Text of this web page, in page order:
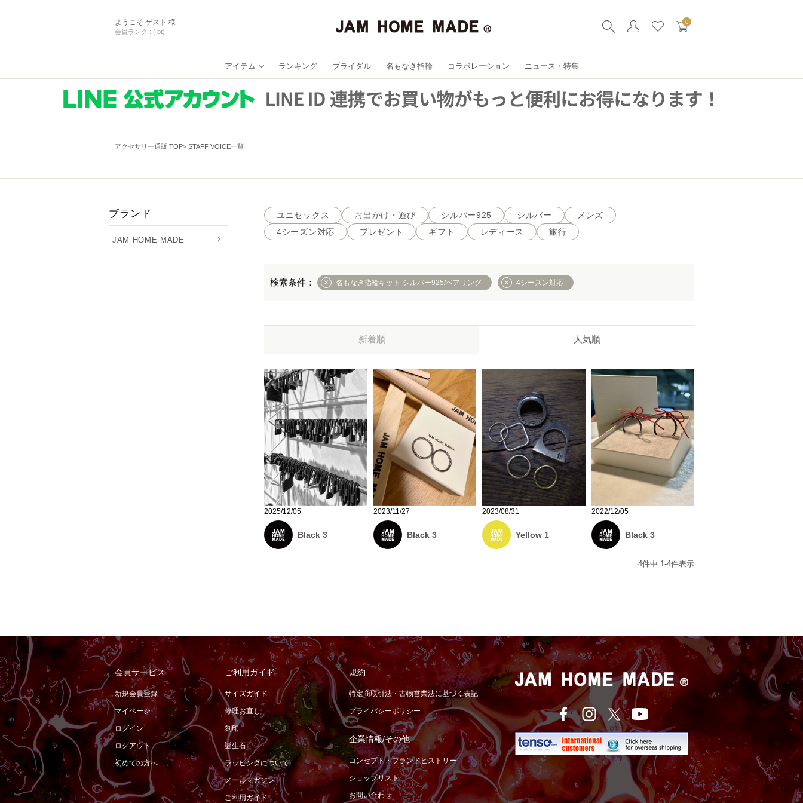
ようこそ ゲスト 様
会員ランク : ( pt)
0
アイテム ランキング ブライダル 名もなき指輪 コラボレーション ニュース・特集
アクセサリー通販 TOP STAFF VOICE一覧
ブランド
JAM HOME MADE
ユニセックス お出かけ・遊び シルバー925 シルバー
メンズ
4シーズン対応
プレゼント ギフト レディース 旅行
名もなき指輪キット-シルバー925/ペアリング 4シーズン対応
新着順 人気順
2025/12/05
Black 3
2023/11/27
Black 3
2023/08/31
Yellow 1
2022/12/05
Black 3
4件中 1-4件表示
会員サービス
新規会員登録
マイページ
ログイン
ログアウト
初めての方へ
ご利用ガイド
サイズガイド
修理お直し
刻印
誕生石
ラッピングについて
メールマガジン
ご利用ガイド
規約
特定商取引法・古物営業法に基づく表記
プライバシーポリシー
企業情報/その他
コンセプト・ブランドヒストリー
ショップリスト
お問い合わせ